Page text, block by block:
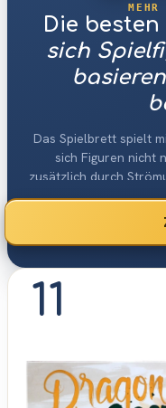
Die besten
sich
Das Spielbrett spielt
sich Figuren nicht
zusätzlich durch
haben die besten
11